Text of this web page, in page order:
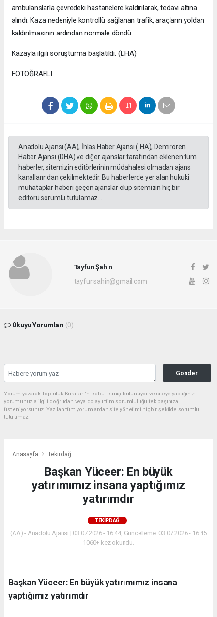
ambulanslarla çevredeki hastanelere kaldırılarak, tedavi altına
alındı. Kaza nedeniyle kontrollü sağlanan trafik, araçların yoldan
kaldırılmasının ardından normale döndü.
Kazayla ilgili soruşturma başlatıldı. (DHA)
FOTOĞRAFLI
Anadolu Ajansı (AA), İhlas Haber Ajansı (İHA), Demirören
Haber Ajansı (DHA) ve diğer ajanslar tarafından eklenen tüm
haberler, sitemizin editörlerinin müdahalesi olmadan ajans
kanallarından çekilmektedir. Bu haberlerde yer alan hukuki
muhataplar haberi geçen ajanslar olup sitemizin hiç bir
editörü sorumlu tutulamaz...
Tayfun Şahin
tayfunsahin@gmail.com
Okuyu Yorumları (0)
Gonder
Yorum yazarak Topluluk Kuralları’nı kabul etmiş bulunuyor ve siteye yaptığınız
yorumunuzla ilgili doğrudan veya dolaylı tüm sorumluluğu tek başınıza
üstleniyorsunuz. Yazılan tüm yorumlardan site yönetimi hiçbir şekilde sorumlu
tutulamaz.
Anasayfa Tekirdağ
Başkan Yüceer: En büyük
yatırımımız insana yaptığımız
yatırımdır
TEKIRDAĞ
(AA) - Anadolu Ajansı | 03.07.2026 - 16:44, Güncelleme: 03.07.2026 - 16:45
1060+ kez okundu.
Başkan Yüceer: En büyük yatırımımız insana
yaptığımız yatırımdır